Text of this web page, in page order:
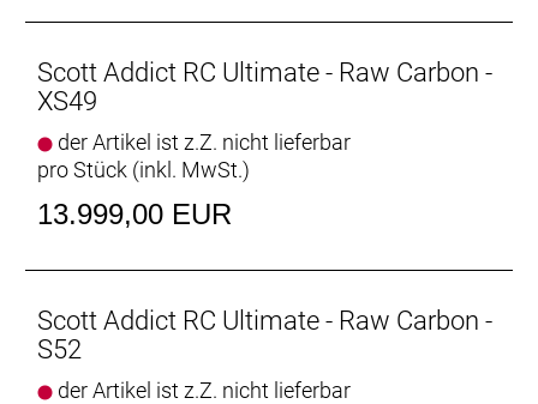
Scott Addict RC Ultimate - Raw Carbon -
XS49
der Artikel ist z.Z. nicht lieferbar
pro Stück (inkl. MwSt.)
13.999,00 EUR
Scott Addict RC Ultimate - Raw Carbon -
S52
der Artikel ist z.Z. nicht lieferbar